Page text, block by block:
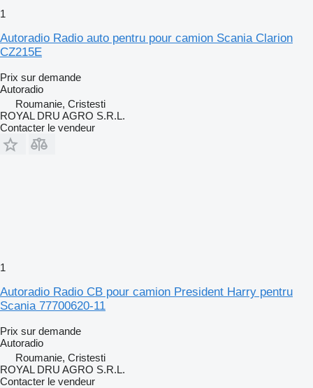
1
Autoradio Radio auto pentru pour camion Scania Clarion
CZ215E
Prix sur demande
Autoradio
Roumanie, Cristesti
ROYAL DRU AGRO S.R.L.
Contacter le vendeur
1
Autoradio Radio CB pour camion President Harry pentru
Scania 77700620-11
Prix sur demande
Autoradio
Roumanie, Cristesti
ROYAL DRU AGRO S.R.L.
Contacter le vendeur